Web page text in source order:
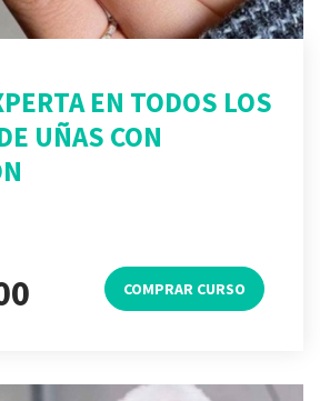
EN TODOS LOS
UÑAS CON
COMPRAR CURSO